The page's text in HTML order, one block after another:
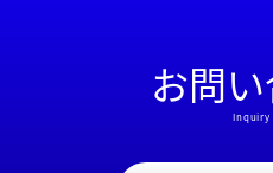
お問
Inquiry